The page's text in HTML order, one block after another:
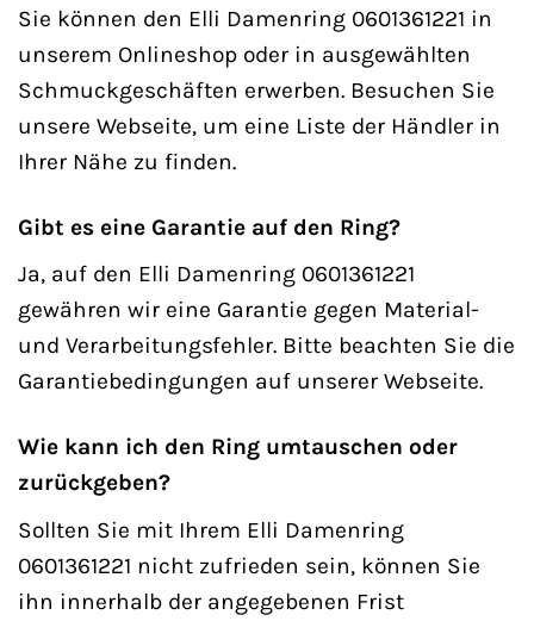
Sie können den Elli Damenring 0601361221 in
unserem Onlineshop oder in ausgewählten
Schmuckgeschäften erwerben. Besuchen Sie
unsere Webseite, um eine Liste der Händler in
Ihrer Nähe zu finden.
Gibt es eine Garantie auf den Ring?
Ja, auf den Elli Damenring 0601361221
gewähren wir eine Garantie gegen Material-
und Verarbeitungsfehler. Bitte beachten Sie die
Garantiebedingungen auf unserer Webseite.
Wie kann ich den Ring umtauschen oder
zurückgeben?
Sollten Sie mit Ihrem Elli Damenring
0601361221 nicht zufrieden sein, können Sie
ihn innerhalb der angegebenen Frist